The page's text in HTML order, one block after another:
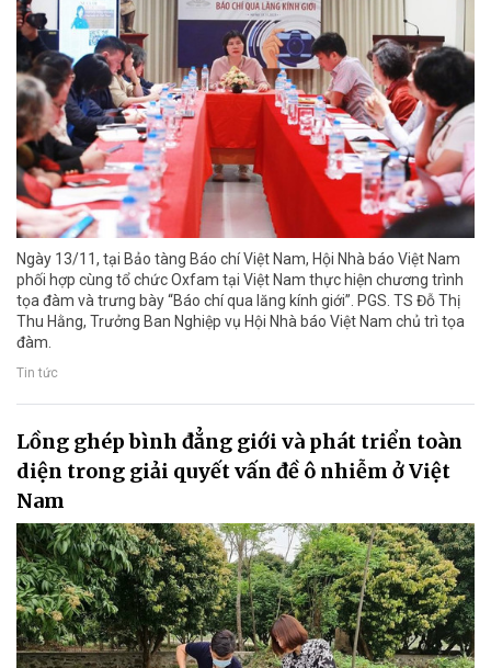
Ngày 13/11, tại Bảo tàng Báo chí Việt Nam, Hội Nhà báo Việt Nam
phối hợp cùng tổ chức Oxfam tại Việt Nam thực hiện chương trình
tọa đàm và trưng bày “Báo chí qua lăng kính giới”. PGS. TS Đỗ Thị
Thu Hằng, Trưởng Ban Nghiệp vụ Hội Nhà báo Việt Nam chủ trì tọa
đàm.
Tin tức
Lồng ghép bình đẳng giới và phát triển toàn
diện trong giải quyết vấn đề ô nhiễm ở Việt
Nam